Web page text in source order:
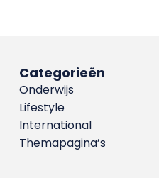
Categorieën
Onderwijs
Lifestyle
International
Themapagina’s